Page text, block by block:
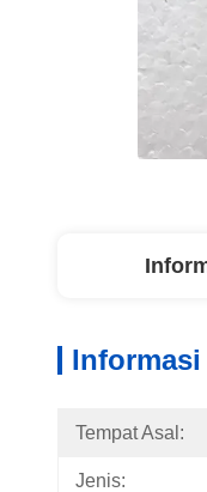
Informasi
Tempat Asal:
Jenis: